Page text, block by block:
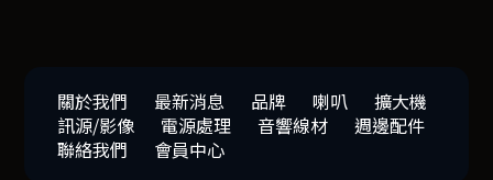
關於我們 最新消息 品牌 喇叭
擴大機
訊源/影像
電源處理 音響線材
週邊配件
聯絡我們
會員中心